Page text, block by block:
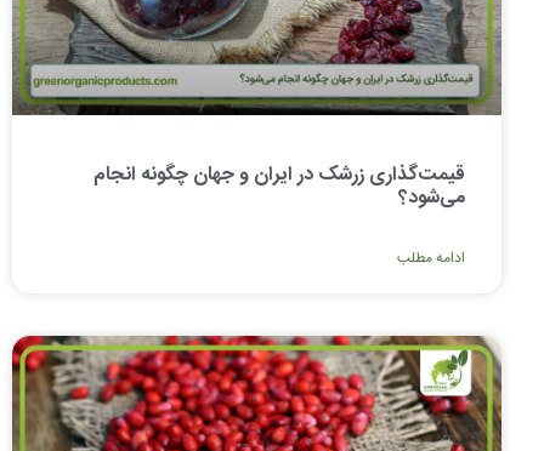
قیمت‌گذاری زرشک در ایران و جهان چگونه انجام
می‌شود؟
ادامه مطلب